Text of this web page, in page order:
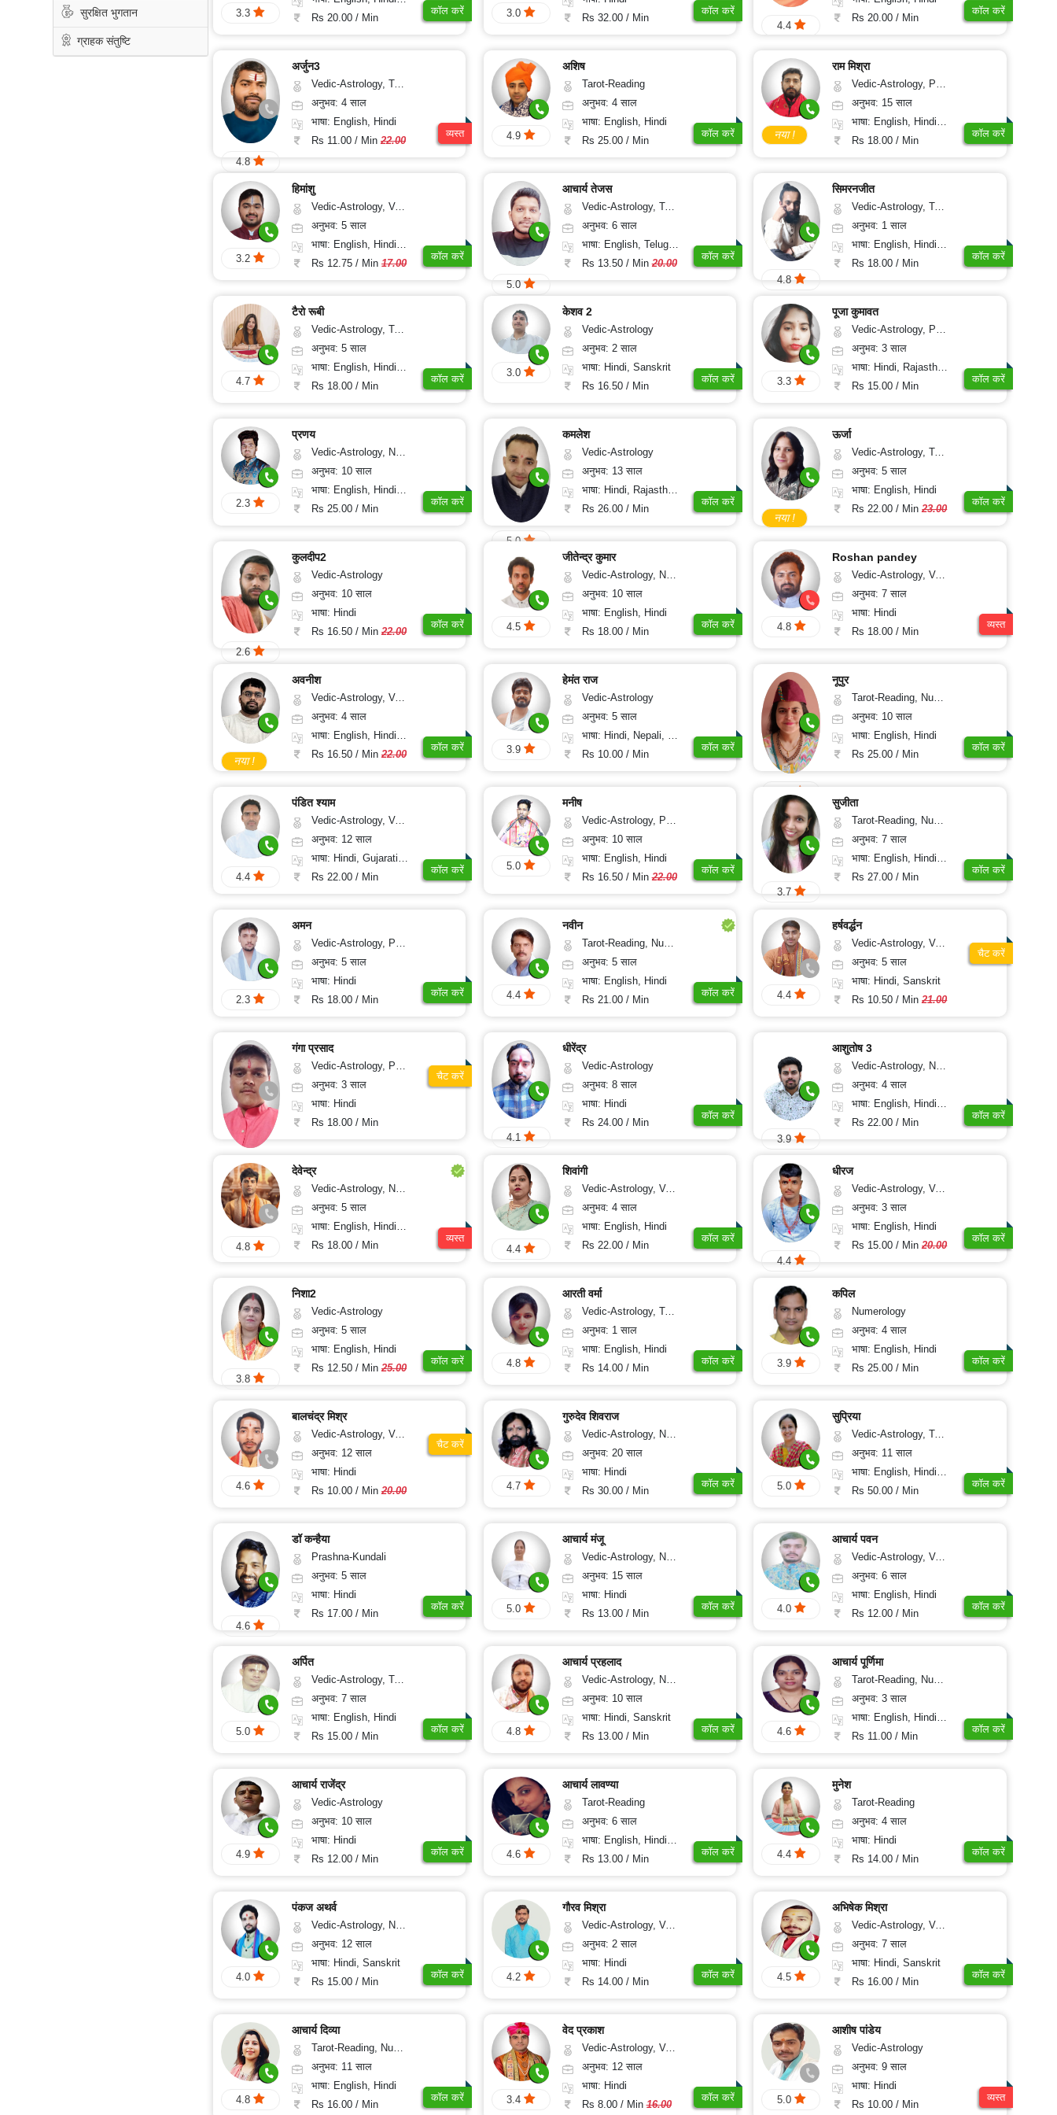
सुरक्षित भुगतान
ग्राहक संतुष्टि
3.3
Rs 20.00 / Min
कॉल करें 3.0
Rs 32.00 / Min
कॉल करें
4.4
Rs 20.00 / Min
कॉल करें
4.8
अर्जुन3
Vedic-Astrology, Tarot-Reading
अनुभव: 4 साल
भाषा: English, Hindi
Rs 11.00 / Min22.00
व्यस्त 4.9
अशिष
Tarot-Reading
अनुभव: 4 साल
भाषा: English, Hindi
Rs 25.00 / Min
कॉल करें नया !
राम मिश्रा
Vedic-Astrology, Prashna-Kundali
अनुभव: 15 साल
भाषा: English, Hindi, Sanskrit
Rs 18.00 / Min
कॉल करें
3.2
हिमांशु
Vedic-Astrology, Vasthu, Medical-Astrology, Prashna-Kundali
अनुभव: 5 साल
भाषा: English, Hindi, Marathi, Sanskrit
Rs 12.75 / Min 17.00
कॉल करें
5.0
आचार्य तेजस
Vedic-Astrology, Tarot-Reading, Numerology, Vasthu, Fengshui, Nadi-Astrology, Psychology, Medical-Astrology, Tree-Astrology, Prashna-Kundali
अनुभव: 6 साल
भाषा: English, Telugu, Kannada
Rs 13.50 / Min20.00
कॉल करें
4.8
सिमरनजीत
Vedic-Astrology, Tarot-Reading, Nadi-Astrology, Psychology, Prashna-Kundali
अनुभव: 1 साल
भाषा: English, Hindi, Punjabi
Rs 18.00 / Min
कॉल करें
4.7
टैरो रूबी
Vedic-Astrology, Tarot-Reading, Numerology
अनुभव: 5 साल
भाषा: English, Hindi, Punjabi
Rs 18.00 / Min
कॉल करें
3.0
केशव 2
Vedic-Astrology
अनुभव: 2 साल
भाषा: Hindi, Sanskrit
Rs 16.50 / Min
कॉल करें 3.3
पूजा कुमावत
Vedic-Astrology, Prashna-Kundali
अनुभव: 3 साल
भाषा: Hindi, Rajasthani
Rs 15.00 / Min
कॉल करें
2.3
प्रणय
Vedic-Astrology, Numerology, Vasthu, Nadi-Astrology, Psychology, Medical-Astrology, Prashna-Kundali
अनुभव: 10 साल
भाषा: English, Hindi, Bengali, Sanskrit
Rs 25.00 / Min
कॉल करें
5.0
कमलेश
Vedic-Astrology
अनुभव: 13 साल
भाषा: Hindi, Rajasthani
Rs 26.00 / Min
कॉल करें
नया !
ऊर्जा
Vedic-Astrology, Tarot-Reading, Psychology, Prashna-Kundali
अनुभव: 5 साल
भाषा: English, Hindi
Rs 22.00 / Min23.00
कॉल करें
2.6
कुलदीप2
Vedic-Astrology
अनुभव: 10 साल
भाषा: Hindi
Rs 16.50 / Min22.00
कॉल करें 4.5
जीतेन्द्र कुमार
Vedic-Astrology, Nadi-Astrology, Prashna-Kundali
अनुभव: 10 साल
भाषा: English, Hindi
Rs 18.00 / Min
कॉल करें 4.8
Roshan pandey
Vedic-Astrology, Vasthu
अनुभव: 7 साल
भाषा: Hindi
Rs 18.00 / Min
व्यस्त
नया !
अवनीश
Vedic-Astrology, Vasthu, Nadi-Astrology, Psychology
अनुभव: 4 साल
भाषा: English, Hindi, Sanskrit
Rs 16.50 / Min22.00
कॉल करें 3.9
हेमंत राज
Vedic-Astrology
अनुभव: 5 साल
भाषा: Hindi, Nepali, Sanskrit
Rs 10.00 / Min
कॉल करें
नूपुर
Tarot-Reading, Numerology, Psychology
अनुभव: 10 साल
भाषा: English, Hindi
Rs 25.00 / Min
कॉल करें
4.4
पंडित श्याम
Vedic-Astrology, Vasthu, Prashna-Kundali
अनुभव: 12 साल
भाषा: Hindi, Gujarati, Rajasthani
Rs 22.00 / Min
कॉल करें 5.0
मनीष
Vedic-Astrology, Psychology, Prashna-Kundali
अनुभव: 10 साल
भाषा: English, Hindi
Rs 16.50 / Min22.00
कॉल करें
3.7
सुजीता
Tarot-Reading, Numerology, Psychology
अनुभव: 7 साल
भाषा: English, Hindi, Marathi
Rs 27.00 / Min
कॉल करें
2.3
अमन
Vedic-Astrology, Prashna-Kundali
अनुभव: 5 साल
भाषा: Hindi
Rs 18.00 / Min
कॉल करें 4.4
नवीन
Tarot-Reading, Numerology, Psychology, Medical-Astrology
अनुभव: 5 साल
भाषा: English, Hindi
Rs 21.00 / Min
कॉल करें 4.4
हर्षवर्द्धन
Vedic-Astrology, Vasthu
अनुभव: 5 साल
भाषा: Hindi, Sanskrit
Rs 10.50 / Min21.00
चैट करें
4.8
गंगा प्रसाद
Vedic-Astrology, Prashna-Kundali
अनुभव: 3 साल
भाषा: Hindi
Rs 18.00 / Min
चैट करें
4.1
धीरेंद्र
Vedic-Astrology
अनुभव: 8 साल
भाषा: Hindi
Rs 24.00 / Min
कॉल करें
3.9
आशुतोष 3
Vedic-Astrology, Nadi-Astrology, Prashna-Kundali
अनुभव: 4 साल
भाषा: English, Hindi, Odiya
Rs 22.00 / Min
कॉल करें
4.8
देवेन्द्र
Vedic-Astrology, Numerology, Fengshui
अनुभव: 5 साल
भाषा: English, Hindi, Punjabi
Rs 18.00 / Min
व्यस्त
4.4
शिवांगी
Vedic-Astrology, Vasthu, Medical-Astrology
अनुभव: 4 साल
भाषा: English, Hindi
Rs 22.00 / Min
कॉल करें
4.4
धीरज
Vedic-Astrology, Vasthu
अनुभव: 3 साल
भाषा: English, Hindi
Rs 15.00 / Min20.00
कॉल करें
3.8
निशा2
Vedic-Astrology
अनुभव: 5 साल
भाषा: English, Hindi
Rs 12.50 / Min25.00
कॉल करें 4.8
आरती वर्मा
Vedic-Astrology, Tarot-Reading
अनुभव: 1 साल
भाषा: English, Hindi
Rs 14.00 / Min
कॉल करें 3.9
कपिल
Numerology
अनुभव: 4 साल
भाषा: English, Hindi
Rs 25.00 / Min
कॉल करें
4.6
बालचंद्र मिश्र
Vedic-Astrology, Vasthu, Prashna-Kundali
अनुभव: 12 साल
भाषा: Hindi
Rs 10.00 / Min20.00
चैट करें
4.7
गुरुदेव शिवराज
Vedic-Astrology, Numerology, Vasthu, Medical-Astrology
अनुभव: 20 साल
भाषा: Hindi
Rs 30.00 / Min
कॉल करें 5.0
सुप्रिया
Vedic-Astrology, Tarot-Reading, Numerology, Vasthu, Nadi-Astrology, Medical-Astrology, Prashna-Kundali
अनुभव: 11 साल
भाषा: English, Hindi, Punjabi
Rs 50.00 / Min
कॉल करें
4.6
डॉ कन्हैया
Prashna-Kundali
अनुभव: 5 साल
भाषा: Hindi
Rs 17.00 / Min
कॉल करें 5.0
आचार्य मंजू
Vedic-Astrology, Numerology, Vasthu, Nadi-Astrology, Psychology, Medical-Astrology
अनुभव: 15 साल
भाषा: Hindi
Rs 13.00 / Min
कॉल करें 4.0
आचार्य पवन
Vedic-Astrology, Vasthu, Prashna-Kundali
अनुभव: 6 साल
भाषा: English, Hindi
Rs 12.00 / Min
कॉल करें
5.0
अर्पित
Vedic-Astrology, Tarot-Reading, Numerology, Psychology
अनुभव: 7 साल
भाषा: English, Hindi
Rs 15.00 / Min
कॉल करें 4.8
आचार्य प्रहलाद
Vedic-Astrology, Numerology, Vasthu, Nadi-Astrology, Psychology, Medical-Astrology, Tree-Astrology
अनुभव: 10 साल
भाषा: Hindi, Sanskrit
Rs 13.00 / Min
कॉल करें 4.6
आचार्य पूर्णिमा
Tarot-Reading, Numerology
अनुभव: 3 साल
भाषा: English, Hindi, Telugu
Rs 11.00 / Min
कॉल करें
4.9
आचार्य राजेंद्र
Vedic-Astrology
अनुभव: 10 साल
भाषा: Hindi
Rs 12.00 / Min
कॉल करें 4.6
आचार्य लावण्या
Tarot-Reading
अनुभव: 6 साल
भाषा: English, Hindi, Punjabi
Rs 13.00 / Min
कॉल करें 4.4
मुनेश
Tarot-Reading
अनुभव: 4 साल
भाषा: Hindi
Rs 14.00 / Min
कॉल करें
4.0
पंकज अथर्व
Vedic-Astrology, Numerology, Vasthu, Psychology, Medical-Astrology, Tree-Astrology, Prashna-Kundali
अनुभव: 12 साल
भाषा: Hindi, Sanskrit
Rs 15.00 / Min
कॉल करें 4.2
गौरव मिश्रा
Vedic-Astrology, Vasthu
अनुभव: 2 साल
भाषा: Hindi
Rs 14.00 / Min
कॉल करें 4.5
अभिषेक मिश्रा
Vedic-Astrology, Vasthu
अनुभव: 7 साल
भाषा: Hindi, Sanskrit
Rs 16.00 / Min
कॉल करें
4.8
आचार्य दिव्या
Tarot-Reading, Numerology
अनुभव: 11 साल
भाषा: English, Hindi
Rs 16.00 / Min
कॉल करें 3.4
वेद प्रकाश
Vedic-Astrology, Vasthu
अनुभव: 12 साल
भाषा: Hindi
Rs 8.00 / Min16.00
कॉल करें 5.0
आशीष पांडेय
Vedic-Astrology
अनुभव: 9 साल
भाषा: Hindi
Rs 10.00 / Min
व्यस्त